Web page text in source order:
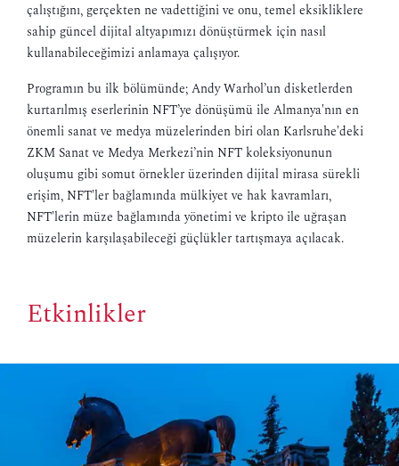
çalıştığını, gerçekten ne vadettiğini ve onu, temel eksikliklere
sahip güncel dijital altyapımızı dönüştürmek için nasıl
kullanabileceğimizi anlamaya çalışıyor.
Programın bu ilk bölümünde; Andy Warhol’un disketlerden
kurtarılmış eserlerinin NFT’ye dönüşümü ile Almanya'nın en
önemli sanat ve medya müzelerinden biri olan Karlsruhe'deki
ZKM Sanat ve Medya Merkezi’nin NFT koleksiyonunun
oluşumu gibi somut örnekler üzerinden dijital mirasa sürekli
erişim, NFT'ler bağlamında mülkiyet ve hak kavramları,
NFT'lerin müze bağlamında yönetimi ve kripto ile uğraşan
müzelerin karşılaşabileceği güçlükler tartışmaya açılacak.
Etkinlikler